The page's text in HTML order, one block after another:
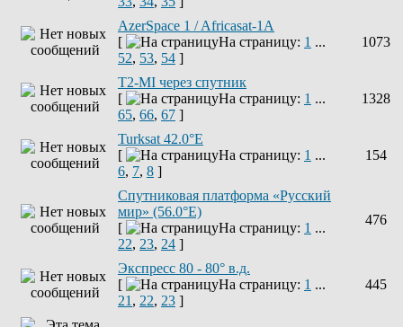
AzerSpace 1 / Africasat-1A
[
На страницу: 1 ...
52, 53, 54 ]
1073
T2-MI через спутник
[
На страницу: 1 ...
65, 66, 67 ]
1328
Turksat 42.0°E
[
На страницу: 1 ...
6, 7, 8 ]
154
Спутниковая платформа «Русский
мир» (56.0°E)
[
На страницу: 1 ...
22, 23, 24 ]
476
Экспресс 80 - 80° в.д.
[
На страницу: 1 ...
21 , 22, 23 ]
445